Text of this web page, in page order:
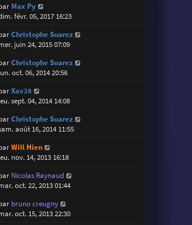
Max Py
févr. 05, 2017 16:23
Christophe Suarez
juin 24, 2015 07:09
Christophe Suarez
oct. 06, 2014 20:56
Xav28
sept. 04, 2014 14:08
Christophe Suarez
août 16, 2014 11:55
Will Hien
nov. 14, 2013 16:18
Nicolas Raynaud
oct. 22, 2013 01:44
bruno creugny
oct. 15, 2013 22:30